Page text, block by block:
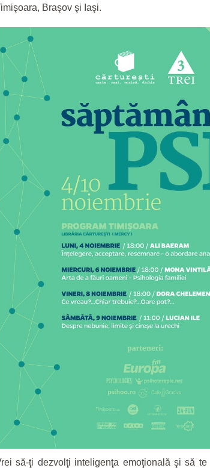
Timișoara are de luni șase noi
View all
mari
Sorin
“Nu
2028,
va mai fi
În ultimii
interese
Neacşu
cazul
TERASĂ
FINANŢĂRI
PE SURSE
Braşov şi Iaşi.
să-ţi dezvolţi inteligenţa emoţională şi să